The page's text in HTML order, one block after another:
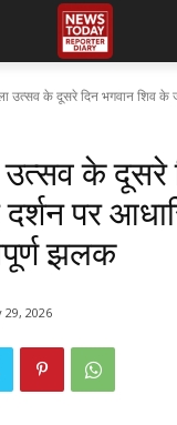
उत्सव के दूसरे दिन भगवान शिव के
उत्सव के दूसरे
पर
झलक
29, 2026